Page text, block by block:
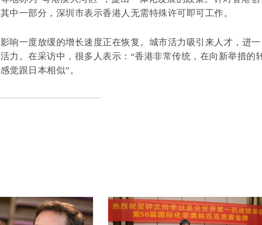
中一部分，深圳市表示香港人无需特殊许可即可工作。
响一度放缓的增长速度正在恢复。城市活力吸引来人才，进一
力。在采访中，很多人表示：“香港非常传统，在向新举措的
觉跟日本相似”。